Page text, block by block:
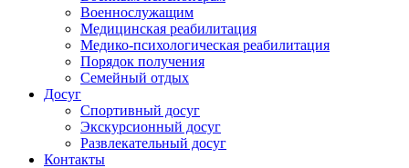
Военнослужащим
Медицинская реабилитация
Медико-психологическая реабилитация
Порядок получения
Семейный отдых
Досуг
Спортивный досуг
Экскурсионный досуг
Развлекательный досуг
Контакты